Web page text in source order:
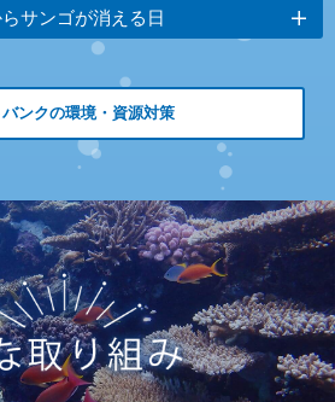
サンゴが消える日
ンクの環境・資源対策